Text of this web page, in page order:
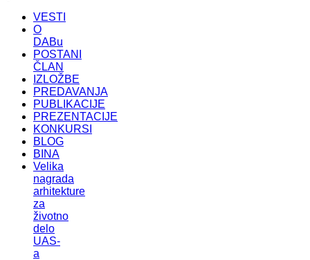
VESTI
O
DABu
POSTANI
ČLAN
IZLOŽBE
PREDAVANJA
PUBLIKACIJE
PREZENTACIJE
KONKURSI
BLOG
BINA
Velika
nagrada
arhitekture
za
životno
delo
UAS-
a